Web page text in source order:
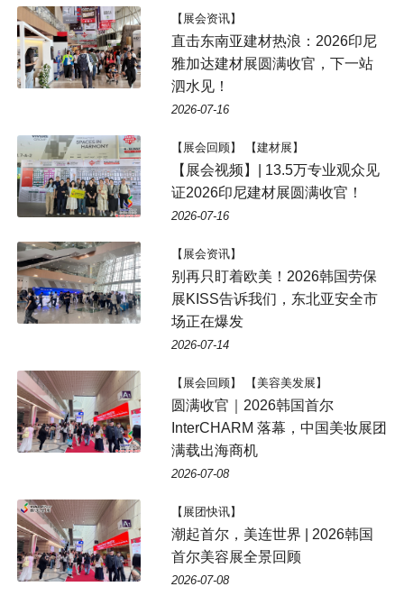
【展会资讯】
直击东南亚建材热浪：2026印尼
雅加达建材展圆满收官，下一站
泗水见！
2026-07-16
【展会回顾】 【建材展】
【展会视频】| 13.5万专业观众见
证2026印尼建材展圆满收官！
2026-07-16
【展会资讯】
别再只盯着欧美！2026韩国劳保
展KISS告诉我们，东北亚安全市
场正在爆发
2026-07-14
【展会回顾】 【美容美发展】
圆满收官｜2026韩国首尔
InterCHARM 落幕，中国美妆展团
满载出海商机
2026-07-08
【展团快讯】
潮起首尔，美连世界 | 2026韩国
首尔美容展全景回顾
2026-07-08